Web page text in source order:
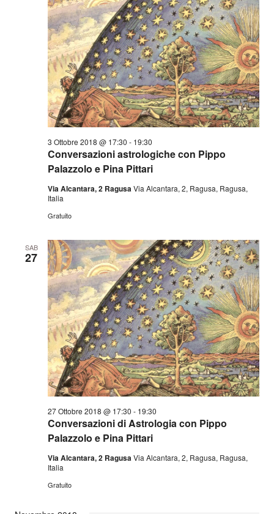
Conversazioni astrologiche con Pippo
Palazzolo e Pina Pittari
3 Ottobre 2018 @ 17:30 - 19:30
Via Alcantara, 2 RagusaVia Alcantara, 2, Ragusa, Ragusa,
Italia
Gratuito
SAB
27
Conversazioni di Astrologia con Pippo
Palazzolo e Pina Pittari
27 Ottobre 2018 @ 17:30 - 19:30
Via Alcantara, 2 RagusaVia Alcantara, 2, Ragusa, Ragusa,
Italia
Gratuito